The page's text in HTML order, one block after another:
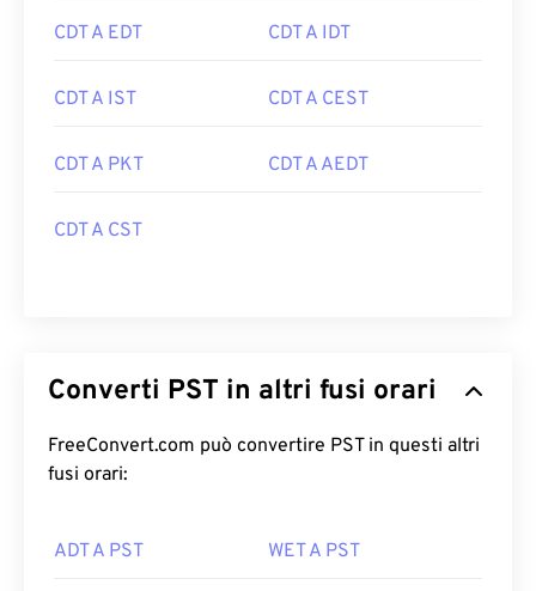
CDT A EDT CDT A IDT
CDT A IST CDT A CEST
CDT A PKT CDT A AEDT
CDT A CST
Converti PST in altri fusi orari
FreeConvert.com può convertire PST in questi altri
fusi orari:
ADT A PST WET A PST